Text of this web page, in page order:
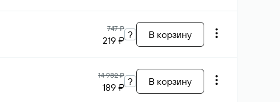
747 ₽
219 ₽ ? В корзину
14 982 ₽
189 ₽ ? В корзину